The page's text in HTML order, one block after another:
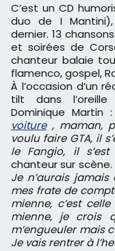
C’est un CD humoristique qu’avait sorti José Oliva (du
duo de I
dernier. 13
et soirées de
chanteur balaie
flamenco, gospel,
À l’occasion d’un
tilt dans
Dominique Martin
voiture , maman,
voulu faire GTA, il
le Fangio, il
chanteur sur scène.
Je n’aurais
mes frate de
mienne, c’est
mienne, je crois
m’engueuler mais
Je vais rentrer à